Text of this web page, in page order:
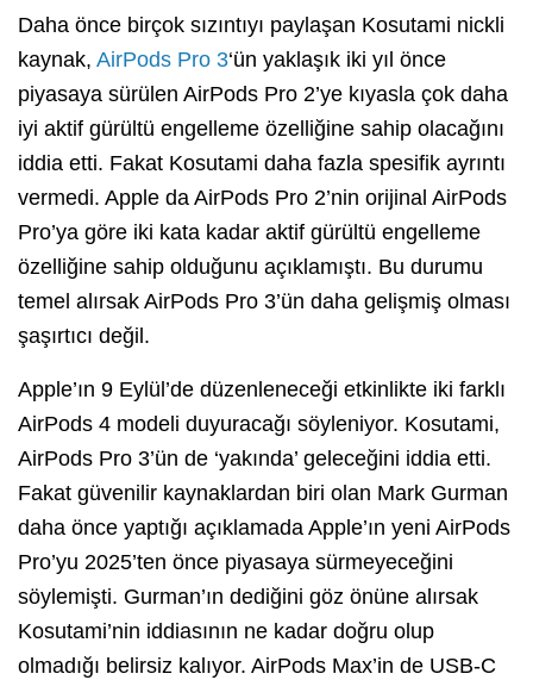
Daha önce birçok sızıntıyı paylaşan Kosutami nickli
kaynak, AirPods Pro 3‘ün yaklaşık iki yıl önce
piyasaya sürülen AirPods Pro 2’ye kıyasla çok daha
iyi aktif gürültü engelleme özelliğine sahip olacağını
iddia etti. Fakat Kosutami daha fazla spesifik ayrıntı
vermedi. Apple da AirPods Pro 2’nin orijinal AirPods
Pro’ya göre iki kata kadar aktif gürültü engelleme
özelliğine sahip olduğunu açıklamıştı. Bu durumu
temel alırsak AirPods Pro 3’ün daha gelişmiş olması
şaşırtıcı değil.
Apple’ın 9 Eylül’de düzenleneceği etkinlikte iki farklı
AirPods 4 modeli duyuracağı söyleniyor. Kosutami,
AirPods Pro 3’ün de ‘yakında’ geleceğini iddia etti.
Fakat güvenilir kaynaklardan biri olan Mark Gurman
daha önce yaptığı açıklamada Apple’ın yeni AirPods
Pro’yu 2025’ten önce piyasaya sürmeyeceğini
söylemişti. Gurman’ın dediğini göz önüne alırsak
Kosutami’nin iddiasının ne kadar doğru olup
olmadığı belirsiz kalıyor. AirPods Max’in de USB-C